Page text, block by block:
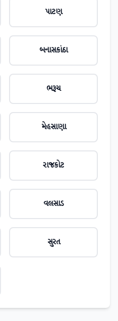
પાટણ
બનાસકાંઠા
ભરૂચ
મેહસાણા
રાજકોટ
વલસાડ
સુરત